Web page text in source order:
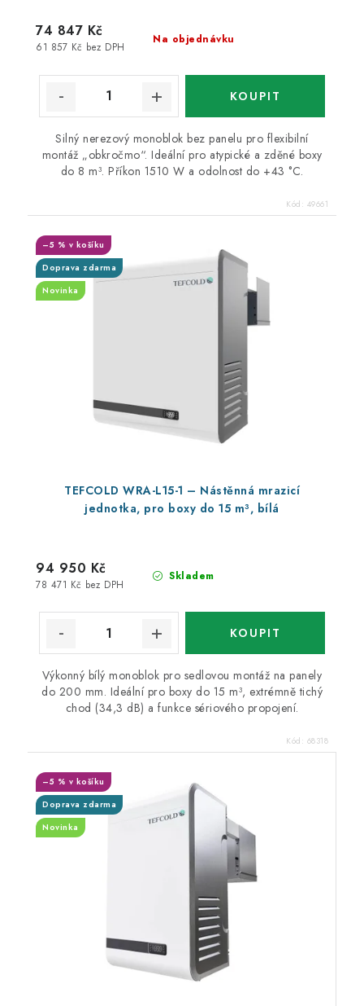
Na objednávku
61 857 Kč bez DPH
74 847 Kč
Silný nerezový monoblok bez panelu pro flexibilní
montáž „obkročmo“. Ideální pro atypické a zděné boxy
do 8 m³. Příkon 1510 W a odolnost do +43 °C.
Kód: 49661
TEFCOLD WRA-L15-1 – Nástěnná mrazicí
jednotka, pro boxy do 15 m³, bílá
Doprava zdarma
Novinka
–5 % v košíku
Skladem
78 471 Kč bez DPH
94 950 Kč
Výkonný bílý monoblok pro sedlovou montáž na panely
do 200 mm. Ideální pro boxy do 15 m³, extrémně tichý
chod (34,3 dB) a funkce sériového propojení.
Kód: 68318
Doprava zdarma
Novinka
–5 % v košíku